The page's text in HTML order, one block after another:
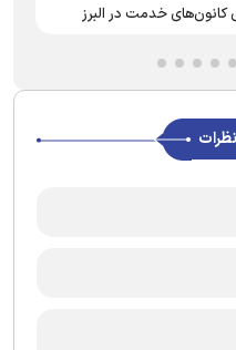
کانون‌های خدمت در البرز